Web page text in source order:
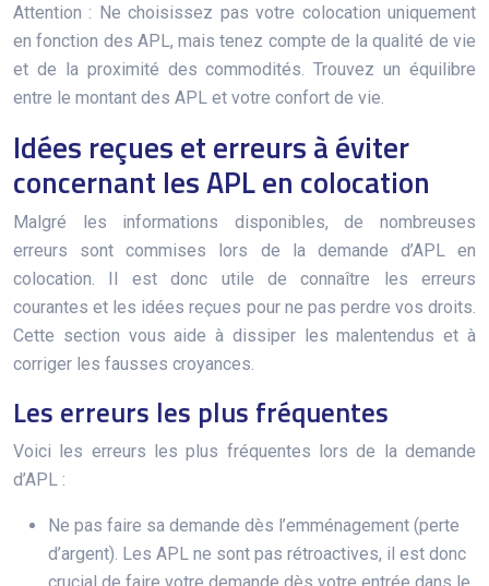
Attention : Ne choisissez pas votre colocation uniquement
en fonction des APL, mais tenez compte de la qualité de vie
et de la proximité des commodités. Trouvez un équilibre
entre le montant des APL et votre confort de vie.
Idées reçues et erreurs à éviter
concernant les APL en colocation
Malgré les informations disponibles, de nombreuses
erreurs sont commises lors de la demande d’APL en
colocation. Il est donc utile de connaître les erreurs
courantes et les idées reçues pour ne pas perdre vos droits.
Cette section vous aide à dissiper les malentendus et à
corriger les fausses croyances.
Les erreurs les plus fréquentes
Voici les erreurs les plus fréquentes lors de la demande
d’APL :
Ne pas faire sa demande dès l’emménagement (perte
d’argent). Les APL ne sont pas rétroactives, il est donc
crucial de faire votre demande dès votre entrée dans le